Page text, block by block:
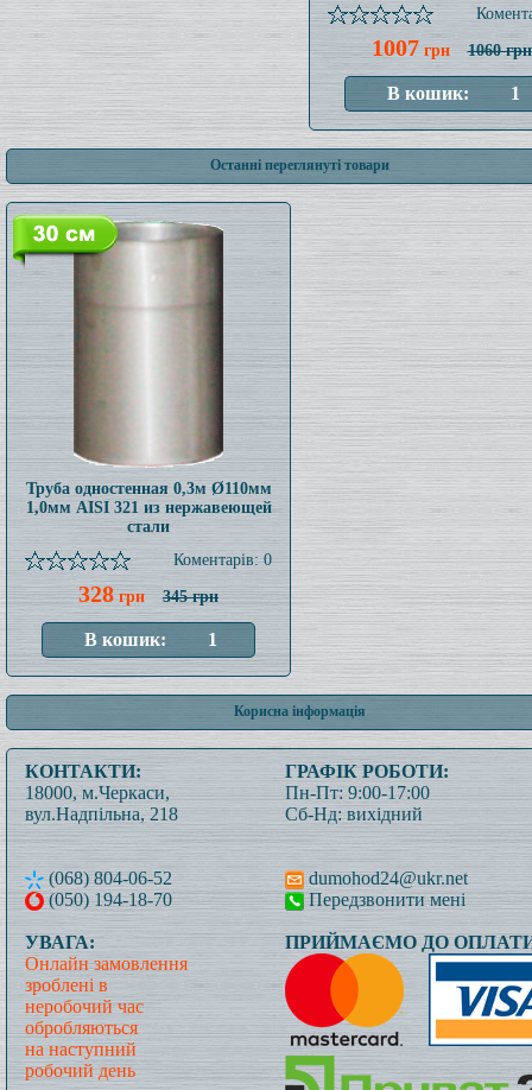
1007 грн 1060 грн
Останні переглянуті товари
Труба одностенная 0,3м Ø110мм
1,0мм AISI 321 из нержавеющей
стали
Коментарів: 0
328 грн 345 грн
Корисна інформація
КОНТАКТИ:
18000, м.Черкаси,
вул.Надпільна, 218
(068) 804-06-52
(050) 194-18-70
ГРАФІК РОБОТИ:
Пн-Пт: 9:00-17:00
Сб-Нд: вихідний
dumohod24@ukr.net
Передзвонити мені
УВАГА:
Онлайн замовлення
зроблені в
неробочий час
обробляються
на наступний
робочий день
ПРИЙМАЄМО ДО